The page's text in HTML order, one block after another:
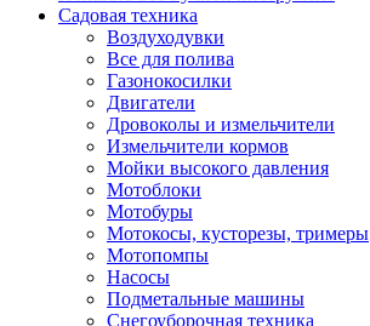
Садовая техника
Воздуходувки
Все для полива
Газонокосилки
Двигатели
Дровоколы и измельчители
Измельчители кормов
Мойки высокого давления
Мотоблоки
Мотобуры
Мотокосы, кусторезы, тримеры
Мотопомпы
Насосы
Подметальные машины
Снегоуборочная техника